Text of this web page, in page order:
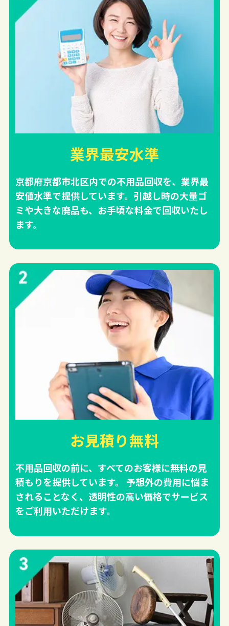
業界最安水準
京都府京都市北区内での不用品回収を、業界最
安値水準で提供しています。引越し時の大量ゴ
ミや大きな廃品も、お手頃な料金で回収いたし
ます。
お見積り無料
不用品回収の前に、すべてのお客様に無料の見
積もりを提供しています。 予想外の費用に悩ま
されることなく、透明性の高い価格でサービス
をご利用いただけます。